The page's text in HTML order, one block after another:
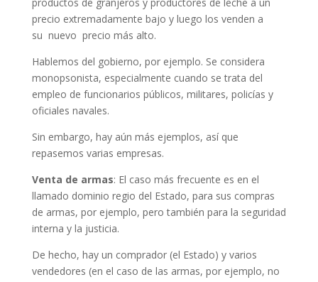
precio extremadamente bajo y luego los venden a
su nuevo precio más alto.
Hablemos del gobierno, por ejemplo. Se considera
monopsonista, especialmente cuando se trata del
empleo de funcionarios públicos, militares, policías y
oficiales navales.
Sin embargo, hay aún más ejemplos, así que
repasemos varias empresas.
Venta de armas: El caso más frecuente es en el
llamado dominio regio del Estado, para sus compras
de armas, por ejemplo, pero también para la seguridad
interna y la justicia.
De hecho, hay un comprador (el Estado) y varios
vendedores (en el caso de las armas, por ejemplo, no